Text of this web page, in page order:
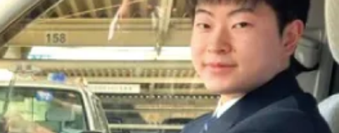
り・長期休暇あり・年間休日112》｜宮